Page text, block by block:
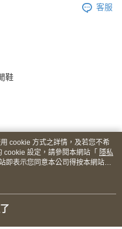
客服
鞋
cookie 方式之詳情，及若您不希
cookie 設定，請參閱本網站「 隱私
即表示您同意本公司得按本網站使